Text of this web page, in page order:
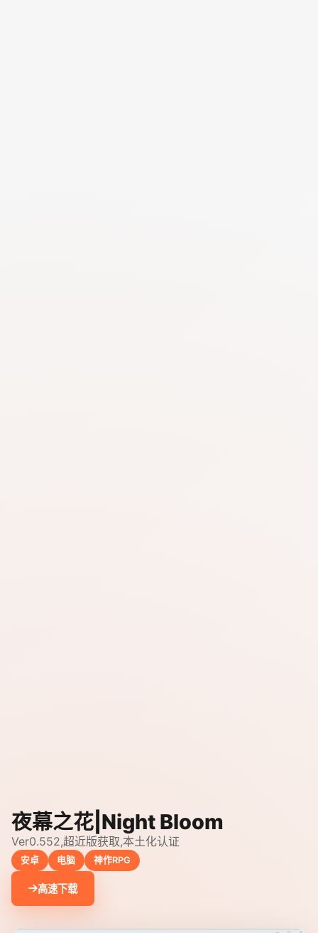
夜幕之花|Night Bloom
Ver0.552,超近版获取,本土化认证
安卓 电脑 神作RPG
高速下载